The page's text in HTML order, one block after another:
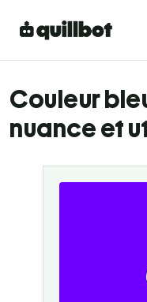
Couleur
nuance et